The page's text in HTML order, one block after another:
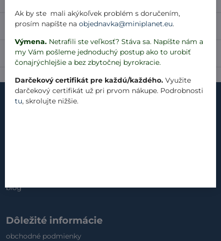
Recenzie 0
Diskusia 0
blog
Dôležité informácie
obchodné podmienky
Ak by ste mali akýkoľvek problém s doručením,
prosím napíšte naobjednavka@miniplanet.eu.
Výmena. Netrafili ste veľkosť? Stáva sa. Napíšte nám a
my Vám pošleme jednoduchý postup ako to urobiť
čonajrýchlejšie a bez zbytočnej byrokracie.
Darčekový certifikát pre každú/každého. Využite
darčekový certifikát už pri prvom nákupe. Podrobnosti
tu, skrolujte nižšie.